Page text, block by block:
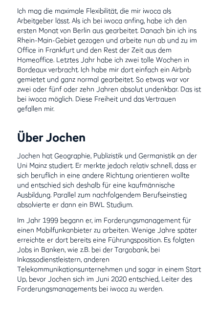
Ich mag die maximale Flexibilität, die mir iwoca als
Arbeitgeber lässt. Als ich bei iwoca anfing, habe ich den
ersten Monat von Berlin aus gearbeitet. Danach bin ich ins
Rhein-Main-Gebiet gezogen und arbeite nun ab und zu im
Office in Frankfurt und den Rest der Zeit aus dem
Homeoffice. Letztes Jahr habe ich zwei tolle Wochen in
Bordeaux verbracht. Ich habe mir dort einfach ein Airbnb
gemietet und ganz normal gearbeitet. So etwas war vor
zwei oder fünf oder zehn Jahren absolut undenkbar. Das ist
bei iwoca möglich. Diese Freiheit und das Vertrauen
gefallen mir.
Über Jochen
Jochen hat Geographie, Publizistik und Germanistik an der
Uni Mainz studiert. Er merkte jedoch relativ schnell, dass er
sich beruflich in eine andere Richtung orientieren wollte
und entschied sich deshalb für eine kaufmännische
Ausbildung. Parallel zum nachfolgendem Berufseinstieg
absolvierte er dann ein BWL Studium.
Im Jahr 1999 begann er, im Forderungsmanagement für
einen Mobilfunkanbieter zu arbeiten. Wenige Jahre später
erreichte er dort bereits eine Führungsposition. Es folgten
Jobs in Banken, wie z.B. bei der Targobank, bei
Inkassodienstleistern, anderen
Telekommunikationsunternehmen und sogar in einem Start
Up, bevor Jochen sich im Juni 2020 entschied, Leiter des
Forderungsmanagements bei iwoca zu werden.